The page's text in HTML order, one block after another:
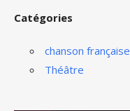
Catégories
chanson française
Théâtre